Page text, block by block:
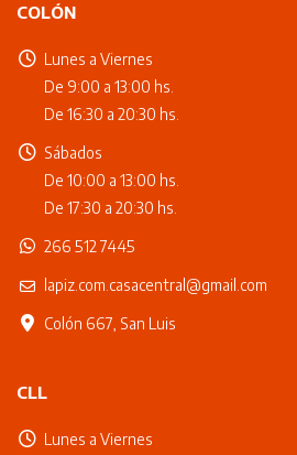
COLÓN
Lunes a Viernes
De 9:00 a 13:00 hs.
De 16:30 a 20:30 hs.
Sábados
De 10:00 a 13:00 hs.
De 17:30 a 20:30 hs.
266 512 7445
lapiz.com.casacentral@gmail.com
Colón 667, San Luis
CLL
Lunes a Viernes